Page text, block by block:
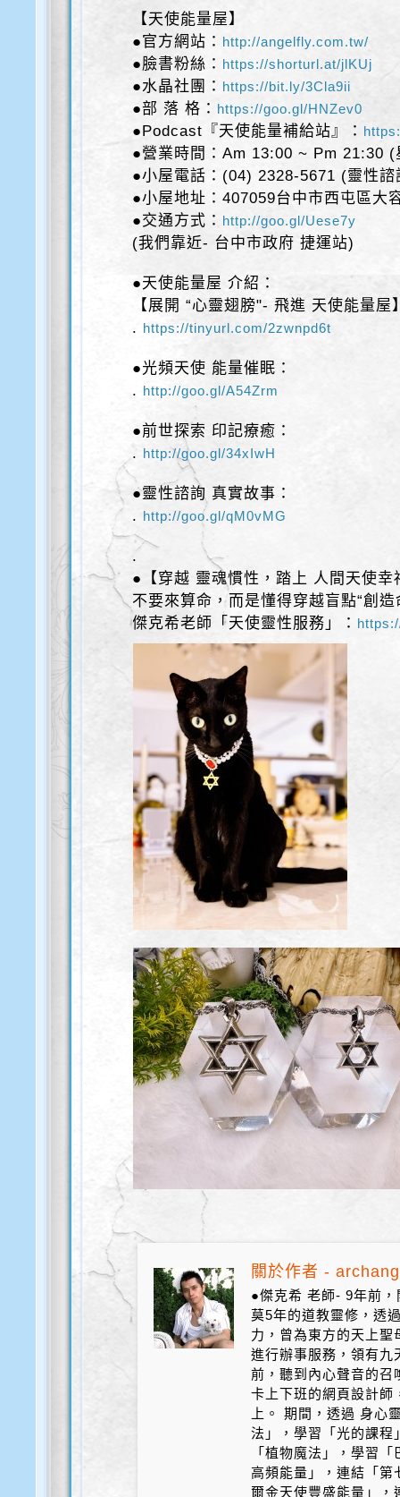
【天使能量屋】
●官方網站： http://angelfly.com.tw/
●臉書粉絲： https://shorturl.at/jlKUj
●水晶社團： https://bit.ly/3Cla9ii
●部 落 格： https://goo.gl/HNZev0
●Podcast『天使能量補給站』：
●營業時間：Am 13:00 ~ Pm 21:30 (
●小屋電話：(04) 2328-5671 (靈性
●小屋地址：407059台中市西屯區大
●交通方式： http://goo.gl/Uese7y
(我們靠近- 台中市政府 捷運站)
●天使能量屋 介紹：
【展開 “心靈翅膀"- 飛進 天使能量屋
. https://tinyurl.com/2zwnpd6t
●光頻天使 能量催眠：
. http://goo.gl/A54Zrm
●前世探索 印記療癒：
. http://goo.gl/34xIwH
●靈性諮詢 真實故事：
. http://goo.gl/qM0vMG
.
●【穿越 靈魂慣性，踏上 人間天使幸
不要來算命，而是懂得穿越盲點“創造
傑克希老師「天使靈性服務」：
關於作者 -
●傑克希 老師- 9年前
莫5年的道教靈修，透
力，曾為東方的天上
進行辦事服務，領有
前，聽到內心聲音的召
卡上下班的網頁設計師
上。 期間，透過 身心
法」，學習「光的課程
「植物魔法」，學習
高頻能量」，連結「第
爾金天使豐盛能量」，